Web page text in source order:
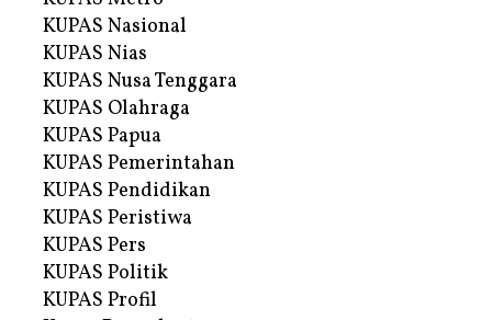
KUPAS Nasional
KUPAS Nias
KUPAS Nusa Tenggara
KUPAS Olahraga
KUPAS Papua
KUPAS Pemerintahan
KUPAS Pendidikan
KUPAS Peristiwa
KUPAS Pers
KUPAS Politik
KUPAS Profil